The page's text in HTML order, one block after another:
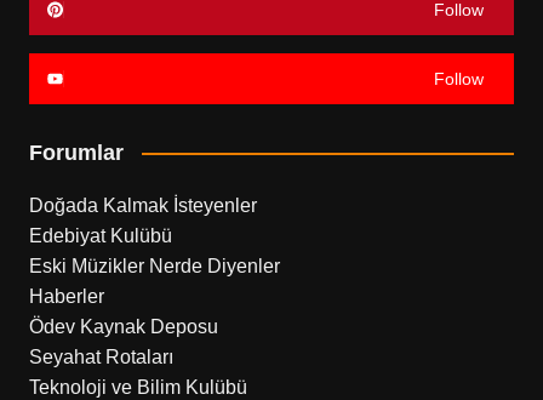
Follow
Follow
Forumlar
Doğada Kalmak İsteyenler
Edebiyat Kulübü
Eski Müzikler Nerde Diyenler
Haberler
Ödev Kaynak Deposu
Seyahat Rotaları
Teknoloji ve Bilim Kulübü